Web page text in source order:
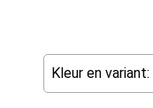
Kleur en variant: